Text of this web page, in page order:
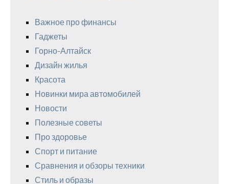
Важное про финансы
Гаджеты
Горно-Алтайск
Дизайн жилья
Красота
Новинки мира автомобилей
Новости
Полезные советы
Про здоровье
Спорт и питание
Сравнения и обзоры техники
Стиль и образы